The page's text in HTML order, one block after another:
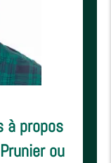
à propos
ou